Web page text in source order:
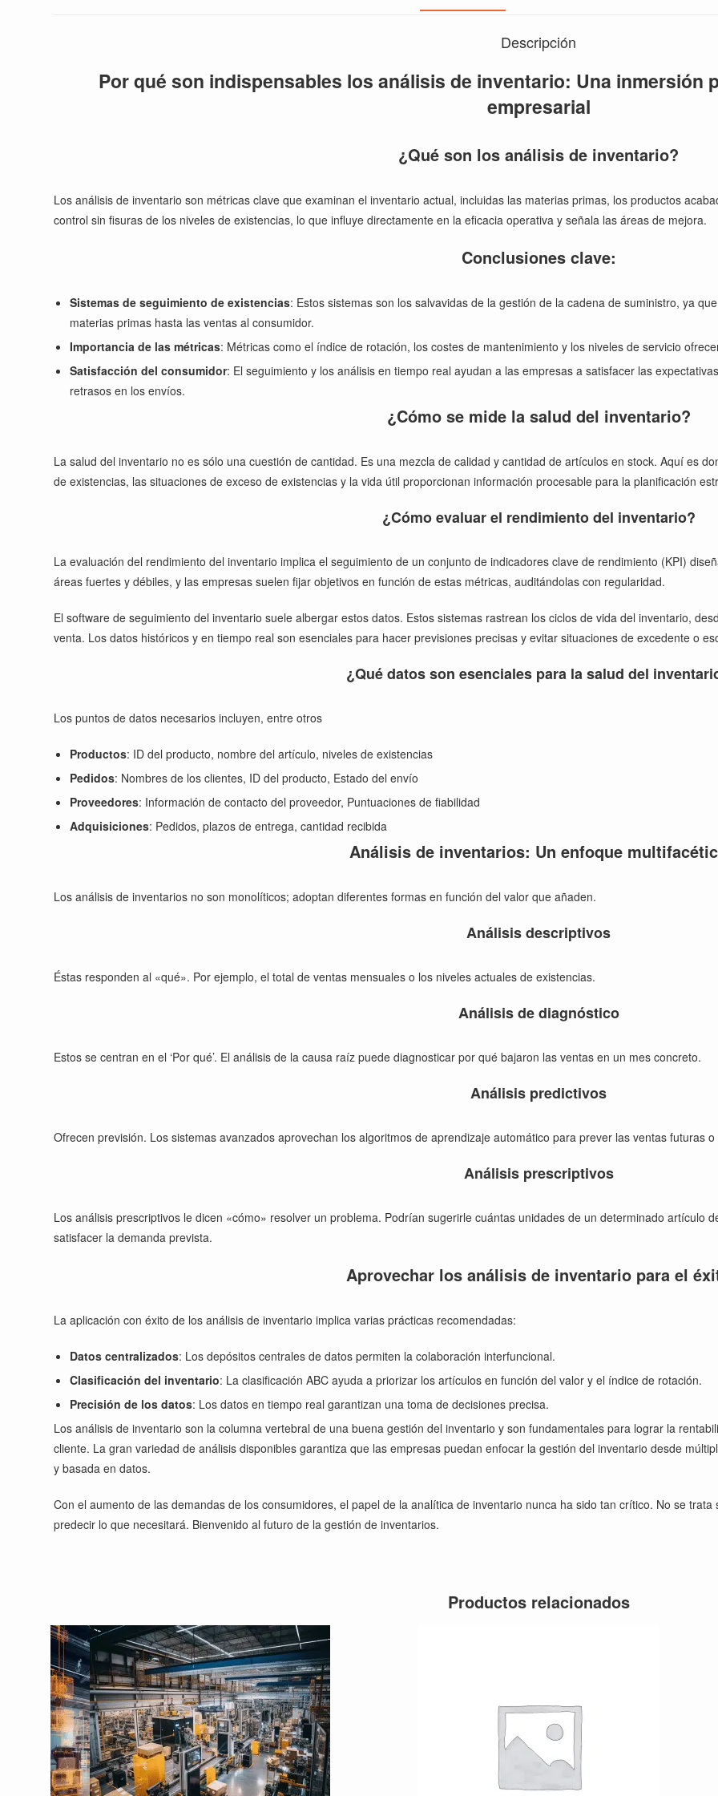
Descripción
Por qué son indispensables los análisis de inventario: Una inmersión
empresarial
¿Qué son los análisis de inventario?
Los análisis de inventario son métricas clave que examinan el inventario actual, incluidas las materias primas, los productos
control sin fisuras de los niveles de existencias, lo que influye directamente en la eficacia operativa y señala las áreas de mejora.
Conclusiones clave:
Sistemas de seguimiento de existencias: Estos sistemas son los salvavidas de la gestión de la cadena de suministro, ya
materias primas hasta las ventas al consumidor.
Importancia de las métricas: Métricas como el índice de rotación, los costes de mantenimiento y los niveles de servicio
Satisfacción del consumidor: El seguimiento y los análisis en tiempo real ayudan a las empresas a satisfacer las
retrasos en los envíos.
¿Cómo se mide la salud del inventario?
La salud del inventario no es sólo una cuestión de cantidad. Es una mezcla de calidad y cantidad de artículos en stock. Aquí es
de existencias, las situaciones de exceso de existencias y la vida útil proporcionan información procesable para la planificación
¿Cómo evaluar el rendimiento del inventario?
La evaluación del rendimiento del inventario implica el seguimiento de un conjunto de indicadores clave de rendimiento (KPI)
áreas fuertes y débiles, y las empresas suelen fijar objetivos en función de estas métricas, auditándolas con regularidad.
El software de seguimiento del inventario suele albergar estos datos. Estos sistemas rastrean los ciclos de vida del inventario,
venta. Los datos históricos y en tiempo real son esenciales para hacer previsiones precisas y evitar situaciones de excedente o
¿Qué datos son esenciales para la salud del
Los puntos de datos necesarios incluyen, entre otros
Productos: ID del producto, nombre del artículo, niveles de existencias
Pedidos: Nombres de los clientes, ID del producto, Estado del envío
Proveedores: Información de contacto del proveedor, Puntuaciones de fiabilidad
Adquisiciones: Pedidos, plazos de entrega, cantidad recibida
Análisis de inventarios: Un enfoque
Los análisis de inventarios no son monolíticos; adoptan diferentes formas en función del valor que añaden.
Análisis descriptivos
Éstas responden al «qué». Por ejemplo, el total de ventas mensuales o los niveles actuales de existencias.
Análisis de diagnóstico
Estos se centran en el ‘Por qué’. El análisis de la causa raíz puede diagnosticar por qué bajaron las ventas en un mes concreto.
Análisis predictivos
Ofrecen previsión. Los sistemas avanzados aprovechan los algoritmos de aprendizaje automático para prever las ventas futuras
Análisis prescriptivos
Los análisis prescriptivos le dicen «cómo» resolver un problema. Podrían sugerirle cuántas unidades de un determinado artículo
satisfacer la demanda prevista.
Aprovechar los análisis de inventario para el
La aplicación con éxito de los análisis de inventario implica varias prácticas recomendadas:
Datos centralizados: Los depósitos centrales de datos permiten la colaboración interfuncional.
Clasificación del inventario: La clasificación ABC ayuda a priorizar los artículos en función del valor y el índice de rotación.
Precisión de los datos: Los datos en tiempo real garantizan una toma de decisiones precisa.
Los análisis de inventario son la columna vertebral de una buena gestión del inventario y son fundamentales para lograr la
cliente. La gran variedad de análisis disponibles garantiza que las empresas puedan enfocar la gestión del inventario desde
y basada en datos.
Con el aumento de las demandas de los consumidores, el papel de la analítica de inventario nunca ha sido tan crítico. No se
predecir lo que necesitará. Bienvenido al futuro de la gestión de inventarios.
Productos relacionados